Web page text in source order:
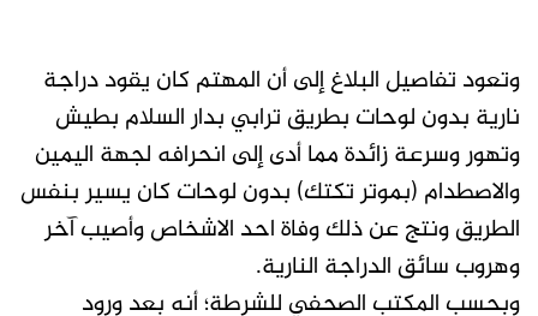
وتعود تفاصيل البلاغ إلى أن المهتم كان يقود دراجة
نارية بدون لوحات بطريق ترابي بدار السلام بطيش
وتهور وسرعة زائدة مما أدى إلى انحرافه لجهة اليمين
والاصطدام (بموتر تكتك) بدون لوحات كان يسير بنفس
الطريق ونتج عن ذلك وفاة احد الاشخاص وأصيب آخر
وهروب سائق الدراجة النارية.
وبحسب المكتب الصحفي للشرطة؛ أنه بعد ورود